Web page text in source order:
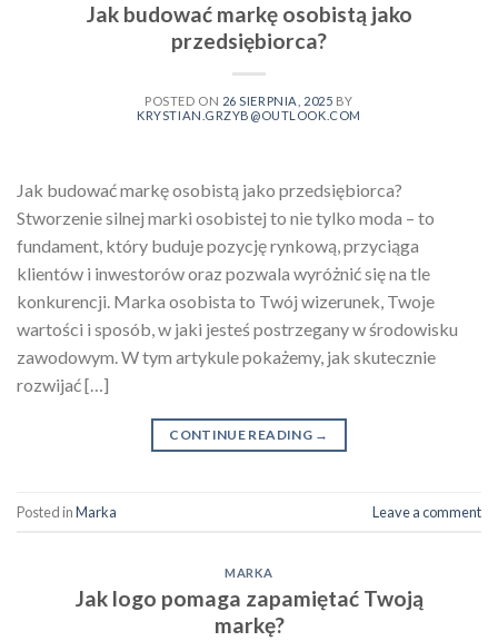
Jak budować markę osobistą jako
przedsiębiorca?
POSTED ON 26 SIERPNIA, 2025 BY
KRYSTIAN.GRZYB@OUTLOOK.COM
Jak budować markę osobistą jako przedsiębiorca?
Stworzenie silnej marki osobistej to nie tylko moda – to
fundament, który buduje pozycję rynkową, przyciąga
klientów i inwestorów oraz pozwala wyróżnić się na tle
konkurencji. Marka osobista to Twój wizerunek, Twoje
wartości i sposób, w jaki jesteś postrzegany w środowisku
zawodowym. W tym artykule pokażemy, jak skutecznie
rozwijać […]
CONTINUE READING →
Posted inMarka Leave a comment
MARKA
Jak logo pomaga zapamiętać Twoją
markę?